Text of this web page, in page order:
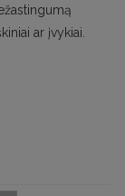
ar įvykiai.